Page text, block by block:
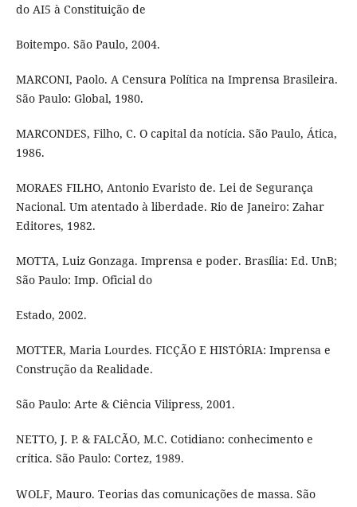
do AI5 à Constituição de
Boitempo. São Paulo, 2004.
MARCONI, Paolo. A Censura Política na Imprensa Brasileira.
São Paulo: Global, 1980.
MARCONDES, Filho, C. O capital da notícia. São Paulo, Ática,
1986.
MORAES FILHO, Antonio Evaristo de. Lei de Segurança
Nacional. Um atentado à liberdade. Rio de Janeiro: Zahar
Editores, 1982.
MOTTA, Luiz Gonzaga. Imprensa e poder. Brasília: Ed. UnB;
São Paulo: Imp. Oficial do
Estado, 2002.
MOTTER, Maria Lourdes. FICÇÃO E HISTÓRIA: Imprensa e
Construção da Realidade.
São Paulo: Arte & Ciência Vilipress, 2001.
NETTO, J. P. & FALCÃO, M.C. Cotidiano: conhecimento e
crítica. São Paulo: Cortez, 1989.
WOLF, Mauro. Teorias das comunicações de massa. São